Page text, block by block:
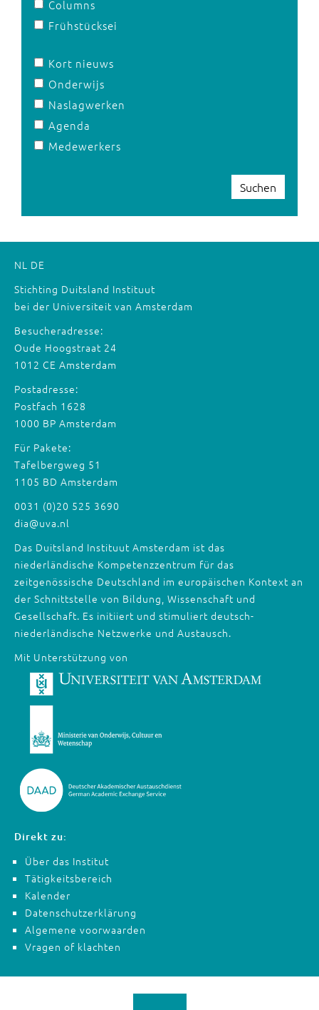
Columns
Frühstücksei
Kort nieuws
Onderwijs
Naslagwerken
Agenda
Medewerkers
Suchen
NL DE
Stichting Duitsland Instituut
bei der Universiteit van Amsterdam
Besucheradresse:
Oude Hoogstraat 24
1012 CE Amsterdam
Postadresse:
Postfach 1628
1000 BP Amsterdam
Für Pakete:
Tafelbergweg 51
1105 BD Amsterdam
0031 (0)20 525 3690
dia@uva.nl
Das Duitsland Instituut Amsterdam ist das
niederländische Kompetenzzentrum für das
zeitgenössische Deutschland im europäischen Kontext an
der Schnittstelle von Bildung, Wissenschaft und
Gesellschaft. Es initiiert und stimuliert deutsch-
niederländische Netzwerke und Austausch.
Mit Unterstützung von
Direkt zu:
Über das Institut
Tätigkeitsbereich
Kalender
Datenschutzerklärung
Algemene voorwaarden
Vragen of klachten